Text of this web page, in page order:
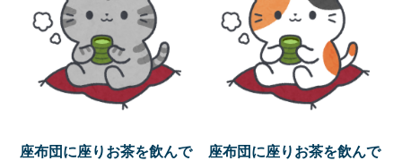
座布団に座りお茶を飲んで
座布団に座りお茶を飲んで